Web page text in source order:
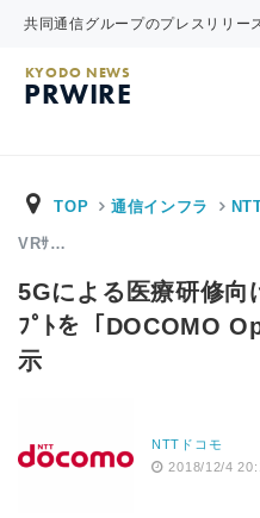
共同通信グループのプレスリリー
KYODO NEWS
PRWIRE
TOP 通信インフラ
VRｻ…
5Gによる医療研修向
ﾌﾟﾄを「DOCOMO
示
NTTドコモ
2018/12/4